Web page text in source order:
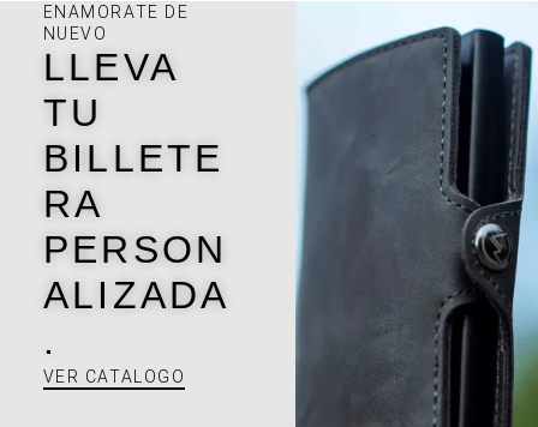
ENAMORATE DE
NUEVO
LLEVA
TU
BILLETE
RA
PERSON
ALIZADA
.
VER CATALOGO